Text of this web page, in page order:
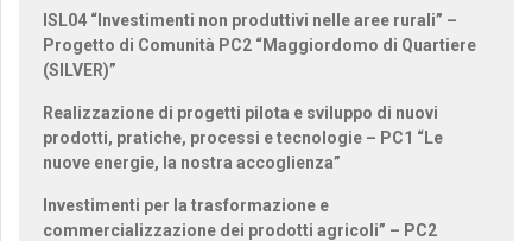
ISL04 “Investimenti non produttivi nelle aree rurali” –
Progetto di Comunità PC2 “Maggiordomo di Quartiere
(SILVER)”
Realizzazione di progetti pilota e sviluppo di nuovi
prodotti, pratiche, processi e tecnologie – PC1 “Le
nuove energie, la nostra accoglienza”
Investimenti per la trasformazione e
commercializzazione dei prodotti agricoli” – PC2